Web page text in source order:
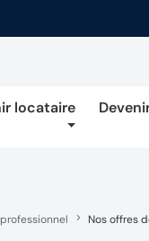
locataire
Nos offres